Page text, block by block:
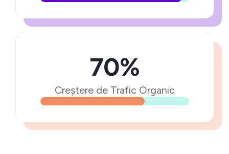
70%
Creștere de Trafic Organic